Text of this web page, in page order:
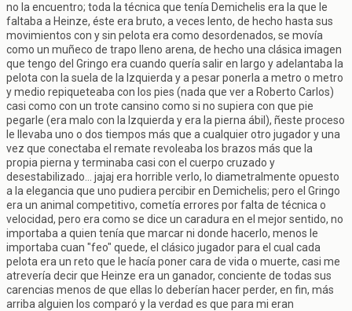
no la encuentro; toda la técnica que tenía Demichelis era la que le
faltaba a Heinze, éste era bruto, a veces lento, de hecho hasta sus
movimientos con y sin pelota era como desordenados, se movía
como un muñeco de trapo lleno arena, de hecho una clásica imagen
que tengo del Gringo era cuando quería salir en largo y adelantaba la
pelota con la suela de la Izquierda y a pesar ponerla a metro o metro
y medio repiqueteaba con los pies (nada que ver a Roberto Carlos)
casi como con un trote cansino como si no supiera con que pie
pegarle (era malo con la Izquierda y era la pierna ábil), ñeste proceso
le llevaba uno o dos tiempos más que a cualquier otro jugador y una
vez que conectaba el remate revoleaba los brazos más que la
propia pierna y terminaba casi con el cuerpo cruzado y
desestabilizado... jajaj era horrible verlo, lo diametralmente opuesto
a la elegancia que uno pudiera percibir en Demichelis; pero el Gringo
era un animal competitivo, cometía errores por falta de técnica o
velocidad, pero era como se dice un caradura en el mejor sentido, no
importaba a quien tenía que marcar ni donde hacerlo, menos le
importaba cuan "feo" quede, el clásico jugador para el cual cada
pelota era un reto que le hacía poner cara de vida o muerte, casi me
atrevería decir que Heinze era un ganador, conciente de todas sus
carencias menos de que ellas lo deberían hacer perder, en fin, más
arriba alguien los comparó y la verdad es que para mi eran